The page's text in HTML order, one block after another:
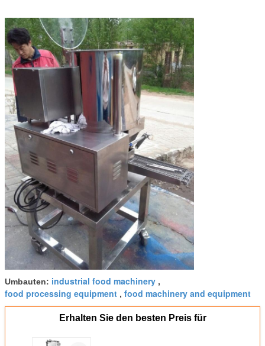
Umbauten: industrial food machinery ,
food processing equipment , food machinery and equipment
Erhalten Sie den besten Preis für